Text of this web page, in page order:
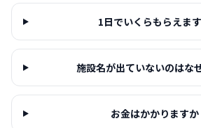
1日でいくらもらえま
施設名が出ていないのはな
お金はかかりますか